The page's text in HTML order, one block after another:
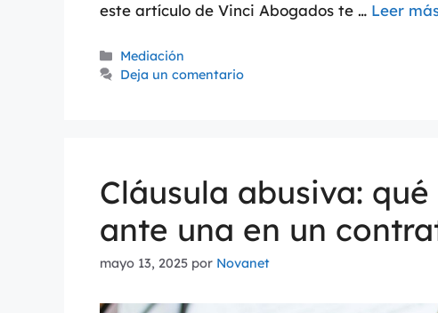
este artículo de Vinci Abogados te … Leer
Mediación
Deja un comentario
Cláusula abusiva:
ante una en un
mayo 13, 2025 por Novanet